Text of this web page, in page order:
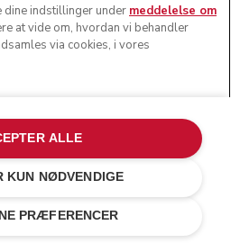
kr 2.694,65
indstillinger under meddelelse om
at vide om, hvordan vi behandler
via cookies, i vores
PRÆFERENCER
KUN NØDVENDIGE
ALLE